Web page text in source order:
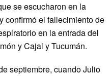
se escucharon en la
confirmó el fallecimiento de
en la entrada del
y Cajal y Tucumán.
septiembre, cuando Julio